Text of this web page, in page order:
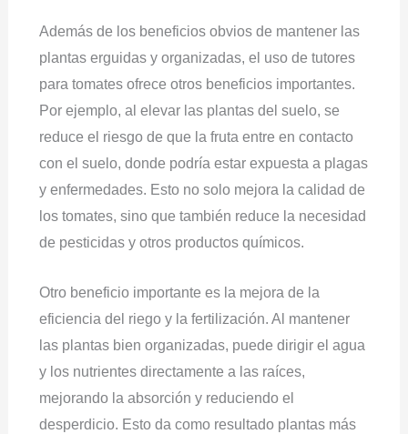
Además de los beneficios obvios de mantener las
plantas erguidas y organizadas, el uso de tutores
para tomates ofrece otros beneficios importantes.
Por ejemplo, al elevar las plantas del suelo, se
reduce el riesgo de que la fruta entre en contacto
con el suelo, donde podría estar expuesta a plagas
y enfermedades. Esto no solo mejora la calidad de
los tomates, sino que también reduce la necesidad
de pesticidas y otros productos químicos.
Otro beneficio importante es la mejora de la
eficiencia del riego y la fertilización. Al mantener
las plantas bien organizadas, puede dirigir el agua
y los nutrientes directamente a las raíces,
mejorando la absorción y reduciendo el
desperdicio. Esto da como resultado plantas más